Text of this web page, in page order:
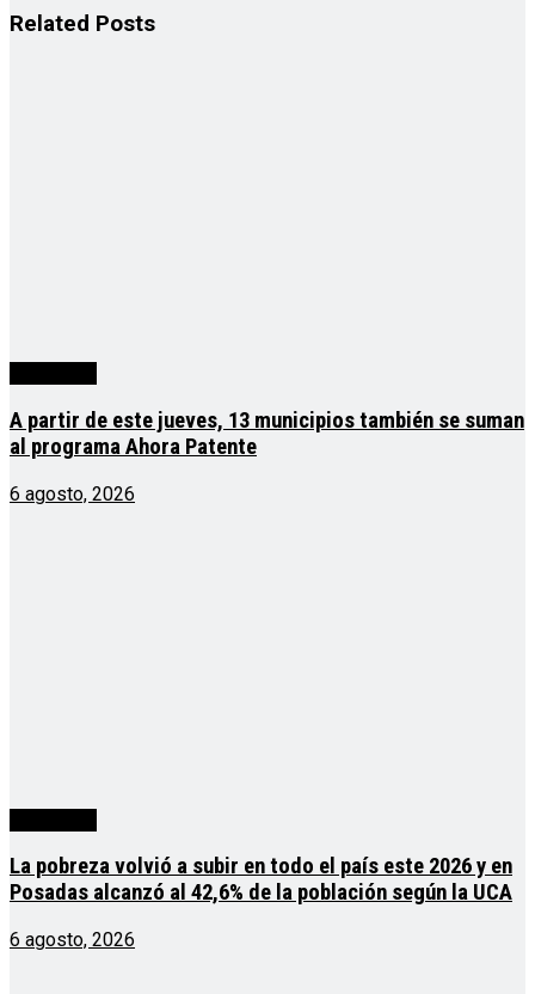
Related Posts
A partir de este jueves, 13 municipios también se suman
al programa Ahora Patente
6 agosto, 2026
La pobreza volvió a subir en todo el país este 2026 y en
Posadas alcanzó al 42,6% de la población según la UCA
6 agosto, 2026